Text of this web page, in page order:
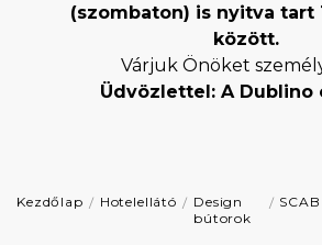
(szombaton) is nyitva tart
között.
Várjuk Önöket
Üdvözlettel: A Dublino
Kezdőlap Hotelellátó
Design
bútorok
SCAB